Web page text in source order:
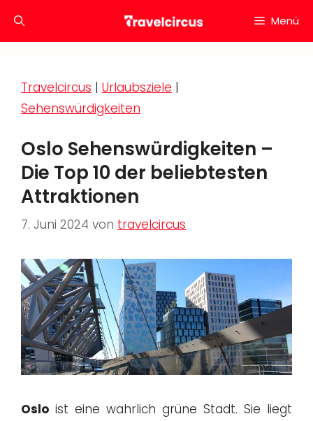
Inhalt
Menü
Travelcircus | Urlaubsziele |
Sehenswürdigkeiten
Oslo Sehenswürdigkeiten –
Die Top 10 der beliebtesten
Attraktionen
7. Juni 2024 von travelcircus
Oslo ist eine wahrlich grüne Stadt. Sie liegt